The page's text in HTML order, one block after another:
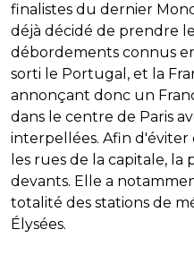
finalistes du dernier
déjà décidé de prendre
débordements connus
sorti le Portugal, et la
annonçant donc un
dans le centre de Paris
interpellées. Afin d'éviter
les rues de la capitale,
devants. Elle a
totalité des stations de
Élysées.